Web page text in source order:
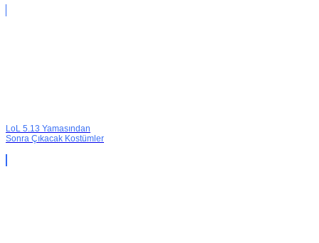
LoL 5.13 Yamasından
Sonra Çıkacak Kostümler